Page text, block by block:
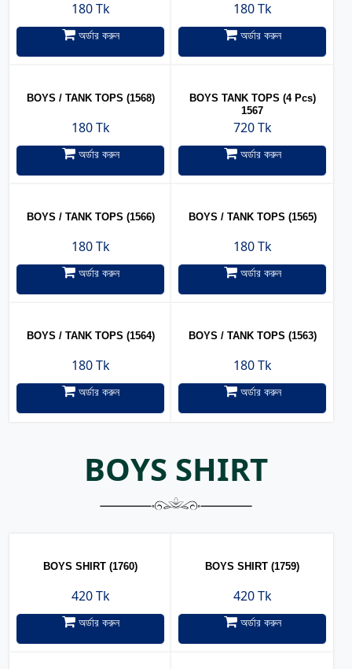
180 Tk
অর্ডার করুন
180 Tk
অর্ডার করুন
BOYS / TANK TOPS (1568)
180 Tk
অর্ডার করুন
BOYS TANK TOPS (4 Pcs)
1567
720 Tk
অর্ডার করুন
BOYS / TANK TOPS (1566)
180 Tk
অর্ডার করুন
BOYS / TANK TOPS (1565)
180 Tk
অর্ডার করুন
BOYS / TANK TOPS (1564)
180 Tk
অর্ডার করুন
BOYS / TANK TOPS (1563)
180 Tk
অর্ডার করুন
BOYS SHIRT
BOYS SHIRT (1760)
420 Tk
অর্ডার করুন
BOYS SHIRT (1759)
420 Tk
অর্ডার করুন